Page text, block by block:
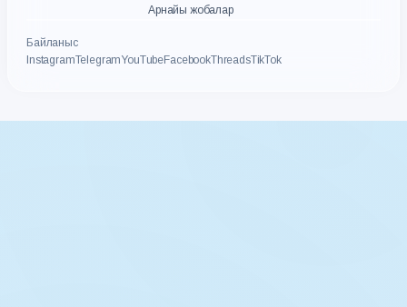
Арнайы жобалар
Байланыс
InstagramTelegramYouTubeFacebookThreadsTikTok